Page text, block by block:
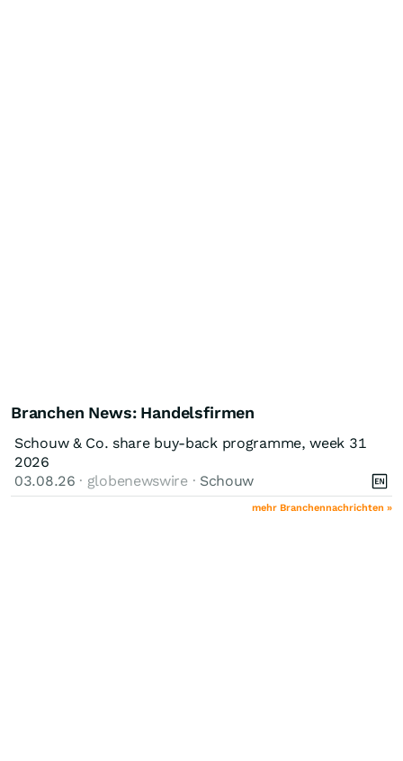
Branchen News: Handelsfirmen
Schouw & Co. share buy-back programme, week 31
2026
03.08.26 · globenewswire · Schouw
mehr Branchennachrichten »